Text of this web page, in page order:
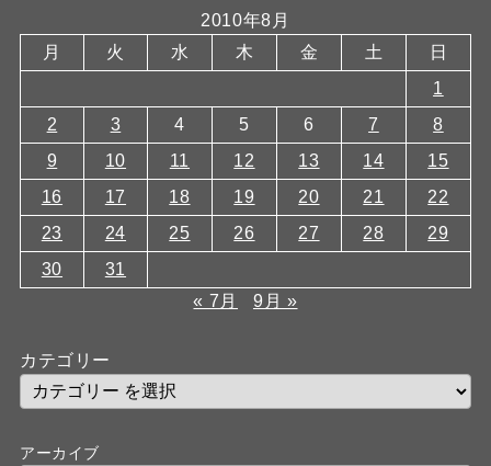
2010年8月
月
火 水 木 金 土
日
1
2
3 4 5 6 7
8
9
10 11 12 13 14
15
16
17 18 19 20 21
22
23
24 25 26 27 28
29
30
31
« 7月
9月 »
カテゴリー
アーカイブ